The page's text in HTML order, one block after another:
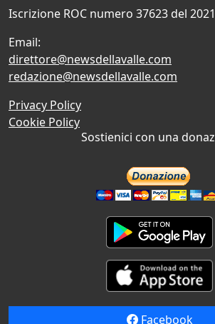
Iscrizione ROC numero 37623 del
Email:
direttore@newsdellavalle.com
redazione@newsdellavalle.com
Privacy Policy
Cookie Policy
Sostienici con una
Facebook